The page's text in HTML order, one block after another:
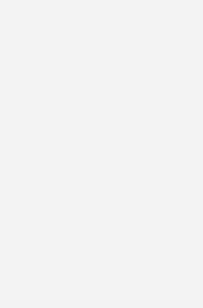
das
größer und höher. Einige
die 200-Meter-Marke
an die